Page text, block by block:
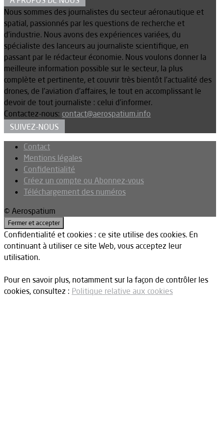
Nous sommes des journalistes du secteur aéronautique et
spatial, passionnés par les questions de recherche et
d’industrie. Nous avons des expériences variées, du
spécialiste des lanceurs au journaliste scientifique, en
passant par le rédacteur économie. Nous voulons donner la
meilleure information possible sur le secteur, la plus
complète et pertinente, et couvrir très bientôt l’actualité des
drones, de l’aviation d’affaires, le tout en accomplissant le
devoir de tout journaliste : celui d’informer.
Contactez-nous: contact@aerospatium.info
SUIVEZ-NOUS
Contact
Mentions légales
Confidentialité
Créez un compte ou Abonnez-vous
Téléchargement des numéros
© Aerospatium
Confidentialité et cookies : ce site utilise des cookies. En
continuant à utiliser ce site Web, vous acceptez leur
utilisation.
Pour en savoir plus, notamment sur la façon de contrôler les
cookies, consultez : Politique relative aux cookies